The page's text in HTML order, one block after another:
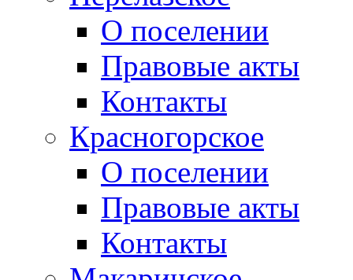
О поселении
Правовые акты
Контакты
Красногорское
О поселении
Правовые акты
Контакты